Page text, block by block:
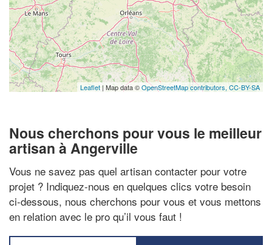
Leaflet | Map data ©OpenStreetMap contributors, CC-BY-SA
Nous cherchons pour vous le meilleur
artisan à Angerville
Vous ne savez pas quel artisan contacter pour votre
projet ? Indiquez-nous en quelques clics votre besoin
ci-dessous, nous cherchons pour vous et vous mettons
en relation avec le pro qu’il vous faut !